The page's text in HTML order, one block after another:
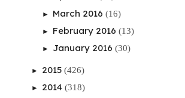
► March 2016 (16)
► February 2016 (13)
► January 2016 (30)
► 2015 (426)
► 2014 (318)